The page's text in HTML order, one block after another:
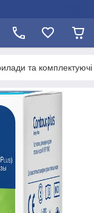
та комплектуючі